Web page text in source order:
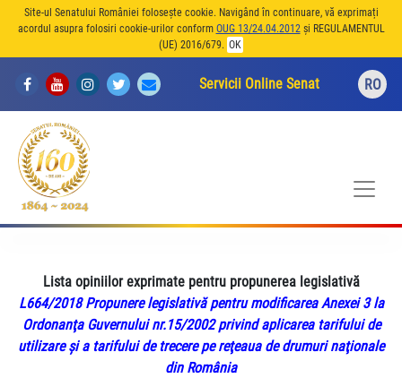
Site-ul Senatului României folosește cookie. Navigând în continuare, vă exprimați
acordul asupra folosiri cookie-urilor conform OUG 13/24.04.2012și REGULAMENTUL
(UE) 2016/679. OK
Servicii Online Senat RO
Lista opiniilor exprimate pentru propunerea legislativă
L664/2018 Propunere legislativă pentru modificarea Anexei 3 la
Ordonanţa Guvernului nr.15/2002 privind aplicarea tarifului de
utilizare şi a tarifului de trecere pe reţeaua de drumuri naţionale
din România